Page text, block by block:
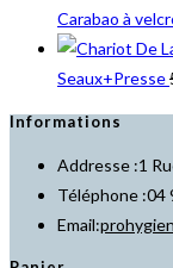
15,50 €.13,17 €.
Carabao à
Seaux+Presse
Informations
Addresse :1
Téléphone :04
Email: